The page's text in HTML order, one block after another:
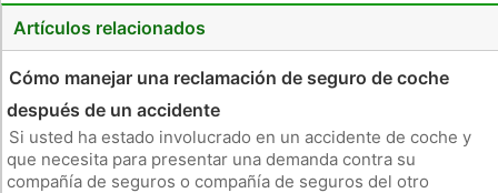
Artículos relacionados
Cómo manejar una reclamación de seguro de coche
después de un accidente
Si usted ha estado involucrado en un accidente de coche y
que necesita para presentar una demanda contra su
compañía de seguros o compañía de seguros del otro